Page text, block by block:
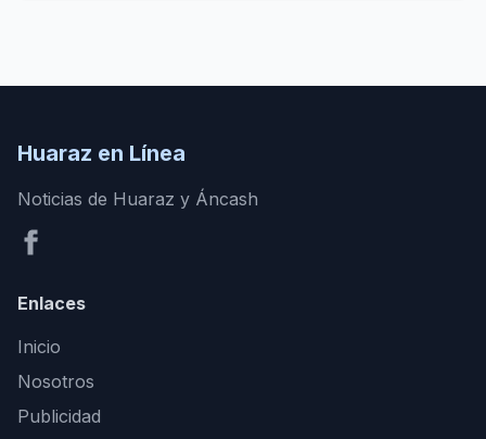
Huaraz en Línea
Noticias de Huaraz y Áncash
Enlaces
Inicio
Nosotros
Publicidad